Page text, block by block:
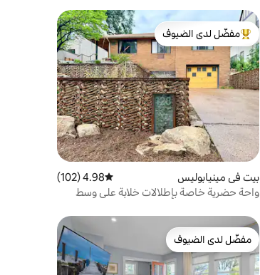
من أبرز البيوت المفضّلة لدى الضيوف
مفضّل لدى الضيوف
بيت في مينيابوليس متوسط التقييم 4.98 من 5، 102 مراجعات
4.98 (102)
واحة حضرية خاصة بإطلالات خلابة على وسط
مفضّل لدى الضيوف
مفضّل لدى الضيوف